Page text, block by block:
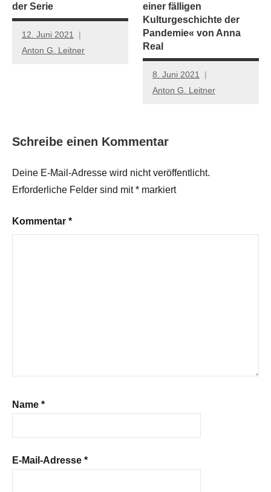
der Serie
12. Juni 2021
Anton G. Leitner
einer fälligen
Kulturgeschichte der
Pandemie« von Anna
Real
8. Juni 2021
Anton G. Leitner
Schreibe einen Kommentar
Deine E-Mail-Adresse wird nicht veröffentlicht.
Erforderliche Felder sind mit* markiert
Kommentar *
Name *
E-Mail-Adresse *